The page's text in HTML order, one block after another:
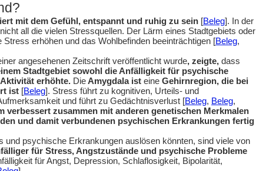
mit dem Gefühl, entspannt und ruhig zu sein [Beleg]. In der
all die vielen Stressquellen. Der Lärm eines Stadtgebiets oder
erhöhen und das Wohlbefinden beeinträchtigen [Beleg,
angesehenen Zeitschrift veröffentlicht wurde, zeigte, dass
Stadtgebiet sowohl die Anfälligkeit für psychische
erhöhte. DieAmygdala ist eine Gehirnregion, die bei
ist [Beleg]. Stress führt zu kognitiven, Urteils- und
und führt zu Gedächtnisverlust [Beleg, Beleg,
verbessert zusammen mit anderen genetischen Merkmalen
und damit verbundenen psychischen Erkrankungen fertig
und psychische Erkrankungen auslösen könnten, sind viele von
für Stress, Angstzustände und psychische Probleme
für Angst, Depression, Schlaflosigkeit, Bipolarität,